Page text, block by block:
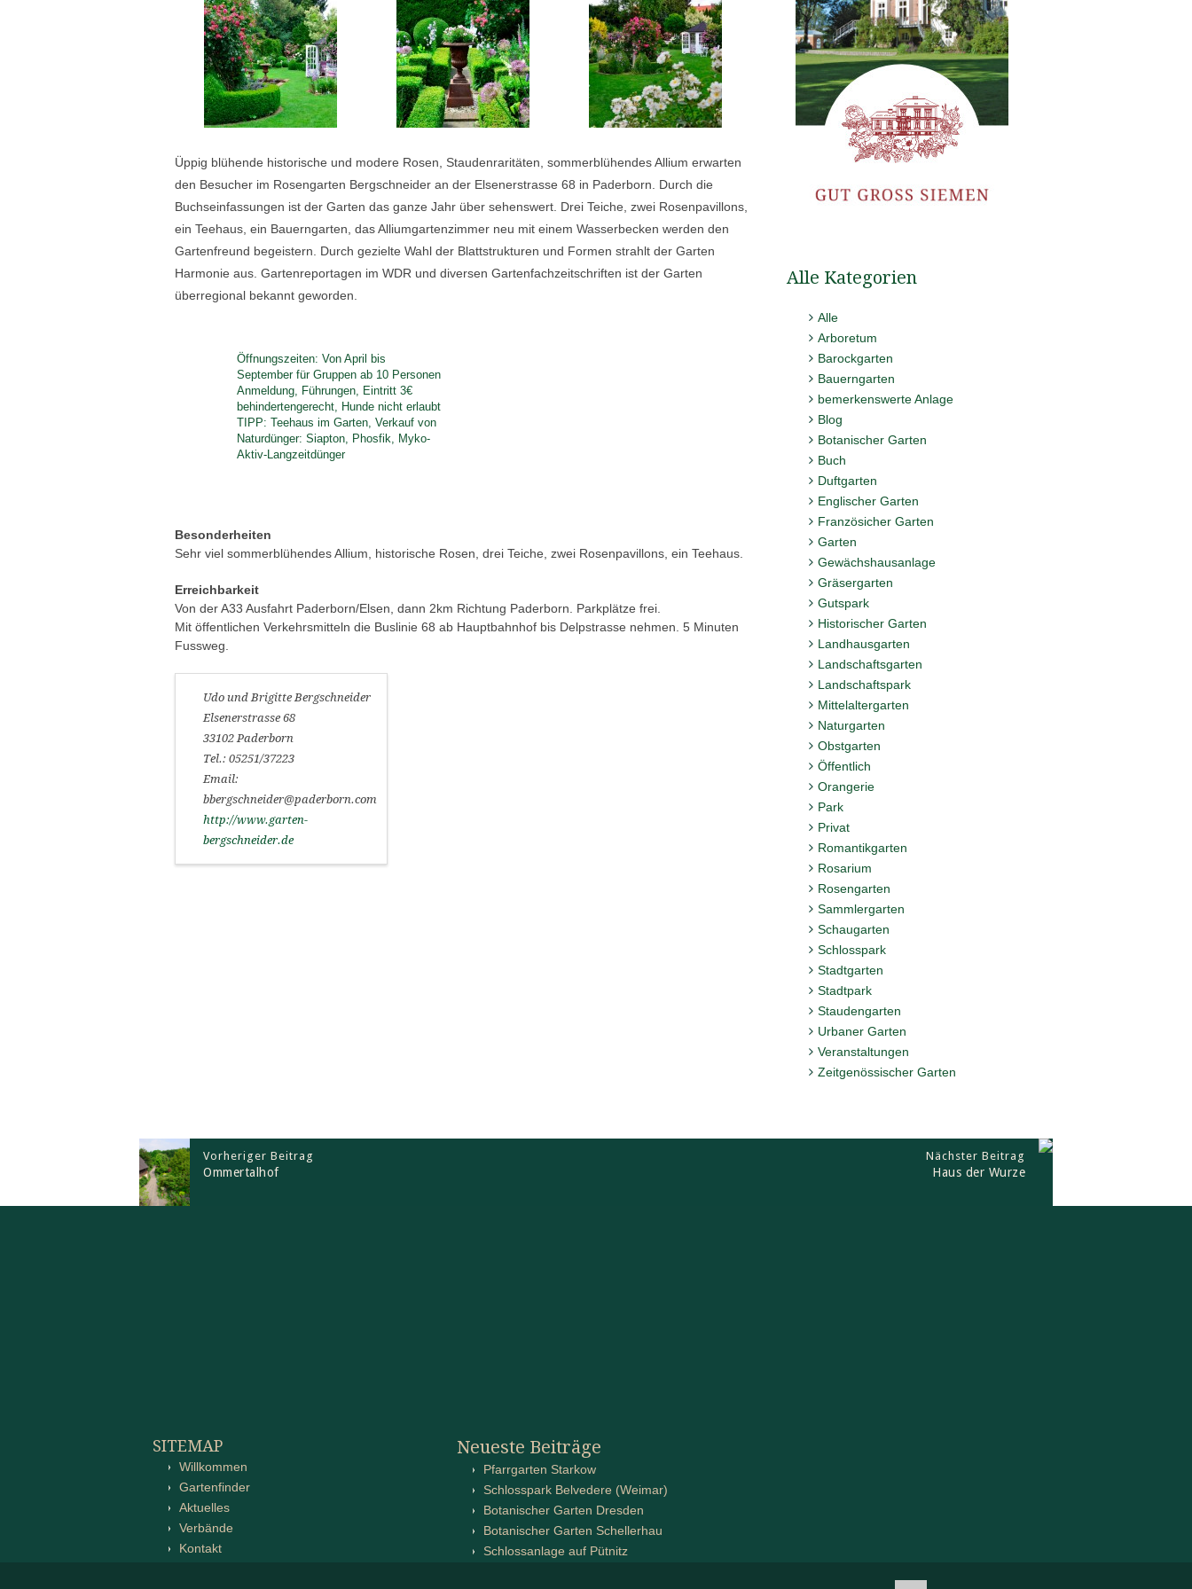
Üppig blühende historische und modere Rosen, Staudenraritäten, sommerblühendes Allium erwarten
den Besucher im Rosengarten Bergschneider an der Elsenerstrasse 68 in Paderborn. Durch die
Buchseinfassungen ist der Garten das ganze Jahr über sehenswert. Drei Teiche, zwei Rosenpavillons,
ein Teehaus, ein Bauerngarten, das Alliumgartenzimmer neu mit einem Wasserbecken werden den
Gartenfreund begeistern. Durch gezielte Wahl der Blattstrukturen und Formen strahlt der Garten
Harmonie aus. Gartenreportagen im WDR und diversen Gartenfachzeitschriften ist der Garten
überregional bekannt geworden.
Öffnungszeiten: Von April bis
September für Gruppen ab 10 Personen
Anmeldung, Führungen, Eintritt 3€
behindertengerecht, Hunde nicht erlaubt
TIPP: Teehaus im Garten, Verkauf von
Naturdünger: Siapton, Phosfik, Myko-
Aktiv-Langzeitdünger
Besonderheiten
Sehr viel sommerblühendes Allium, historische Rosen, drei Teiche, zwei Rosenpavillons, ein Teehaus.
Erreichbarkeit
Von der A33 Ausfahrt Paderborn/Elsen, dann 2km Richtung Paderborn. Parkplätze frei.
Mit öffentlichen Verkehrsmitteln die Buslinie 68 ab Hauptbahnhof bis Delpstrasse nehmen. 5 Minuten
Fussweg.
Udo und Brigitte Bergschneider
Elsenerstrasse 68
33102 Paderborn
Tel.: 05251/37223
Email:
bbergschneider@paderborn.com
http://www.garten-
bergschneider.de
Alle Kategorien
Alle
Arboretum
Barockgarten
Bauerngarten
bemerkenswerte Anlage
Blog
Botanischer Garten
Buch
Duftgarten
Englischer Garten
Französicher Garten
Garten
Gewächshausanlage
Gräsergarten
Gutspark
Historischer Garten
Landhausgarten
Landschaftsgarten
Landschaftspark
Mittelaltergarten
Naturgarten
Obstgarten
Öffentlich
Orangerie
Park
Privat
Romantikgarten
Rosarium
Rosengarten
Sammlergarten
Schaugarten
Schlosspark
Stadtgarten
Stadtpark
Staudengarten
Urbaner Garten
Veranstaltungen
Zeitgenössischer Garten
Vorheriger Beitrag
Ommertalhof
Nächster Beitrag
Haus der Wurze
SITEMAP
Willkommen
Gartenfinder
Aktuelles
Verbände
Kontakt
Neueste Beiträge
Pfarrgarten Starkow
Schlosspark Belvedere (Weimar)
Botanischer Garten Dresden
Botanischer Garten Schellerhau
Schlossanlage auf Pütnitz